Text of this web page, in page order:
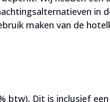
in
maken van de
btw). Dit is inclusief een